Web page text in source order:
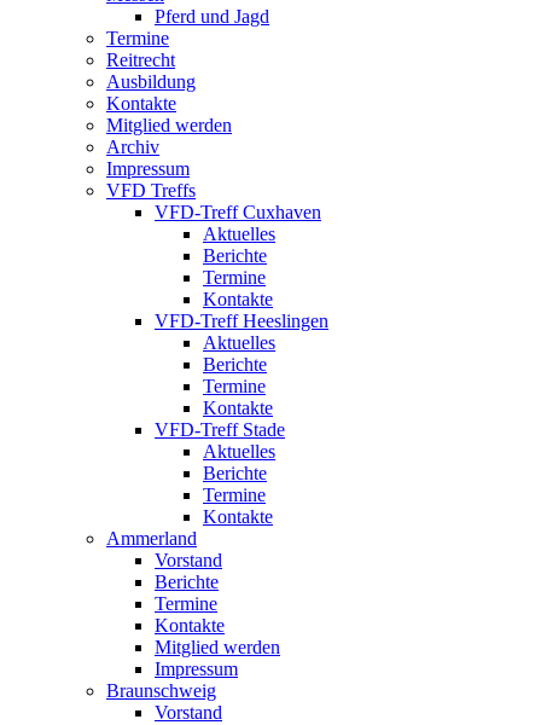
Pferd und Jagd
Termine
Reitrecht
Ausbildung
Kontakte
Mitglied werden
Archiv
Impressum
VFD Treffs
VFD-Treff Cuxhaven
Aktuelles
Berichte
Termine
Kontakte
VFD-Treff Heeslingen
Aktuelles
Berichte
Termine
Kontakte
VFD-Treff Stade
Aktuelles
Berichte
Termine
Kontakte
Ammerland
Vorstand
Berichte
Termine
Kontakte
Mitglied werden
Impressum
Braunschweig
Vorstand